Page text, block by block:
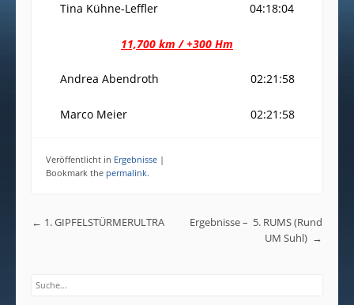
Tina Kühne-Leffler 04:18:04
11,700 km / +300 Hm
Andrea Abendroth 02:21:58
Marco Meier 02:21:58
Veröffentlicht in Ergebnisse |
Bookmark the permalink.
Post navigation
← 1. GIPFELSTÜRMERULTRA
Ergebnisse – 5. RUMS (Rund
UM Suhl) →
Search